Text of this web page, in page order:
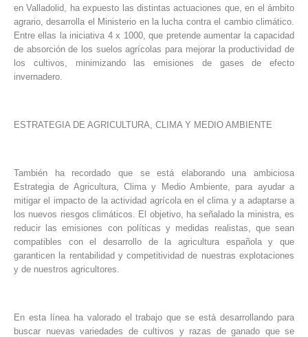
en Valladolid, ha expuesto las distintas actuaciones que, en el ámbito
agrario, desarrolla el Ministerio en la lucha contra el cambio climático.
Entre ellas la iniciativa 4 x 1000, que pretende aumentar la capacidad
de absorción de los suelos agrícolas para mejorar la productividad de
los cultivos, minimizando las emisiones de gases de efecto
invernadero.
ESTRATEGIA DE AGRICULTURA, CLIMA Y MEDIO AMBIENTE
También ha recordado que se está elaborando una ambiciosa
Estrategia de Agricultura, Clima y Medio Ambiente, para ayudar a
mitigar el impacto de la actividad agrícola en el clima y a adaptarse a
los nuevos riesgos climáticos. El objetivo, ha señalado la ministra, es
reducir las emisiones con políticas y medidas realistas, que sean
compatibles con el desarrollo de la agricultura española y que
garanticen la rentabilidad y competitividad de nuestras explotaciones
y de nuestros agricultores.
En esta línea ha valorado el trabajo que se está desarrollando para
buscar nuevas variedades de cultivos y razas de ganado que se